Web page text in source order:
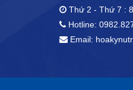
Thứ 2 - Thứ 7 :
Hotline:
Email: